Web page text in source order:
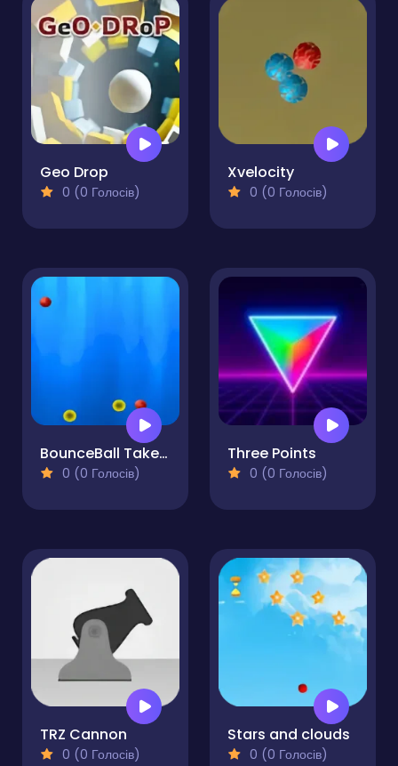
Geo Drop
0 (0 Голосів)
Xvelocity
0 (0 Голосів)
BounceBall Take The Red
0 (0 Голосів)
Three Points
0 (0 Голосів)
TRZ Cannon
0 (0 Голосів)
Stars and clouds
0 (0 Голосів)